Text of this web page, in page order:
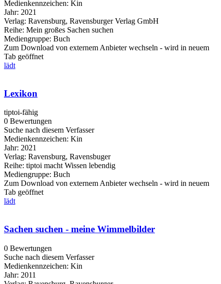
Medienkennzeichen: Kin
Jahr: 2021
Verlag: Ravensburg, Ravensburger Verlag GmbH
Reihe: Mein großes Sachen suchen
Mediengruppe: Buch
Zum Download von externem Anbieter wechseln - wird in neuem
Tab geöffnet
lädt
Lexikon
tiptoi-fähig
0 Bewertungen
Suche nach diesem Verfasser
Medienkennzeichen: Kin
Jahr: 2021
Verlag: Ravensburg, Ravensbuger
Reihe: tiptoi macht Wissen lebendig
Mediengruppe: Buch
Zum Download von externem Anbieter wechseln - wird in neuem
Tab geöffnet
lädt
Sachen suchen - meine Wimmelbilder
0 Bewertungen
Suche nach diesem Verfasser
Medienkennzeichen: Kin
Jahr: 2011